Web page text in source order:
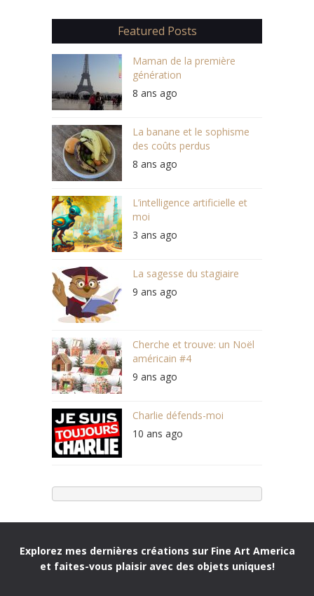
Featured Posts
Maman de la première
génération
8 ans ago
La banane et le sophisme
des coûts perdus
8 ans ago
L’intelligence artificielle et
moi
3 ans ago
La sagesse du stagiaire
9 ans ago
Cherche et trouve: un Noël
américain #4
9 ans ago
Charlie défends-moi
10 ans ago
Explorez mes dernières créations sur Fine Art America
et faites-vous plaisir avec des objets uniques!